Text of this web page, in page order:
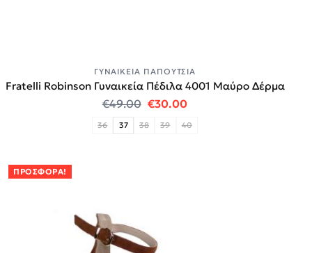
ΓΥΝΑΙΚΕΊΑ ΠΑΠΟΎΤΣΙΑ
Fratelli Robinson Γυναικεία Πέδιλα 4001 Μαύρο Δέρμα
€49.00 Original price was: €49.00.
€30.00Η τρέχουσα τιμή
36 37 38 39 40
ΠΡΟΣΦΟΡΆ!